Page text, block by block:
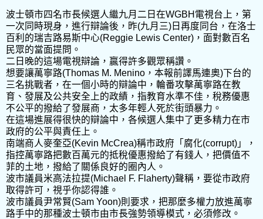
波士頓市四名市長候選人繼九月二日在WGBH電視台上，第
一次同時現身，進行辯論後，昨(九月三)日再度同台，在洛士
百利的瑞吉路易斯中心(Reggie Lewis Center)，面對數百名
民眾的當面提問。
二日晚的這場電視辯論，贏得許多觀眾稱讚。
想要讓萬寧路(Thomas M. Menino，本報前譯馬連奧)下台的
三名挑戰者，在一個小時的辯論中，輪番攻擊萬寧路在教
育、發展及公共安全上的政績，指教育水準不佳，稅務優惠
不公平的撥給了發展商，太多年輕人死於街頭暴力。
在這場進展得很快的辯論中，各候選人集中了更多精力在市
政府的公平與責任上。
南端商人麥奎亞(Kevin McCrea)稱市政府「腐化(corrupt)」，
指控萬寧路把數百萬元的抵稅優惠撥給了有錢人，把價值不
菲的土地，撥給了關係良好的圈內人。
波市議員米高法拉提(Michael F. Flaherty)聲稱，要從市政府
取得許可，視乎你認得誰。
波市議員尹常賢(Sam Yoon)則要求，把那麼多權力放進萬寧
路手中的那種波士頓市由市長強勢領導模式，必須修改。